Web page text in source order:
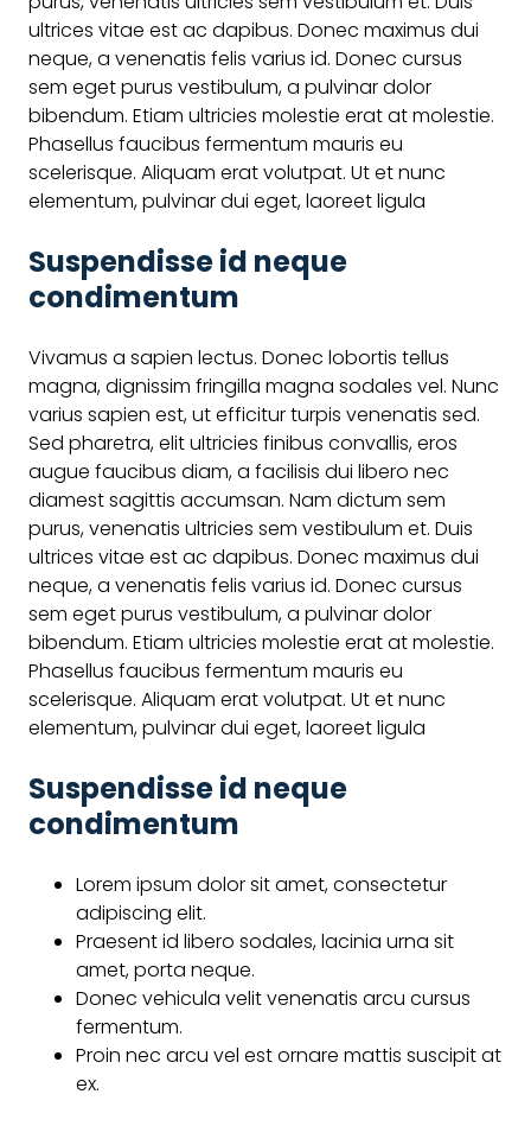
ultrices vitae est ac dapibus. Donec maximus dui
neque, a venenatis felis varius id. Donec cursus
sem eget purus vestibulum, a pulvinar dolor
bibendum. Etiam ultricies molestie erat at molestie.
Phasellus faucibus fermentum mauris eu
scelerisque. Aliquam erat volutpat. Ut et nunc
elementum, pulvinar dui eget, laoreet ligula
Suspendisse id neque
condimentum
Vivamus a sapien lectus. Donec lobortis tellus
magna, dignissim fringilla magna sodales vel. Nunc
varius sapien est, ut efficitur turpis venenatis sed.
Sed pharetra, elit ultricies finibus convallis, eros
augue faucibus diam, a facilisis dui libero nec
diamest sagittis accumsan. Nam dictum sem
purus, venenatis ultricies sem vestibulum et. Duis
ultrices vitae est ac dapibus. Donec maximus dui
neque, a venenatis felis varius id. Donec cursus
sem eget purus vestibulum, a pulvinar dolor
bibendum. Etiam ultricies molestie erat at molestie.
Phasellus faucibus fermentum mauris eu
scelerisque. Aliquam erat volutpat. Ut et nunc
elementum, pulvinar dui eget, laoreet ligula
Suspendisse id neque
condimentum
Lorem ipsum dolor sit amet, consectetur
adipiscing elit.
Praesent id libero sodales, lacinia urna sit
amet, porta neque.
Donec vehicula velit venenatis arcu cursus
fermentum.
Proin nec arcu vel est ornare mattis suscipit at
ex.